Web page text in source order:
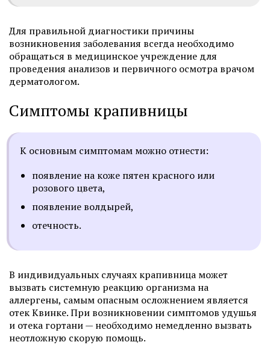
Для правильной диагностики причины
возникновения заболевания всегда необходимо
обращаться в медицинское учреждение для
проведения анализов и первичного осмотра врачом
дерматологом.
Симптомы крапивницы
К основным симптомам можно отнести:
появление на коже пятен красного или
розового цвета,
появление волдырей,
отечность.
В индивидуальных случаях крапивница может
вызвать системную реакцию организма на
аллергены, самым опасным осложнением является
отек Квинке. При возникновении симптомов удушья
и отека гортани — необходимо немедленно вызвать
неотложную скорую помощь.